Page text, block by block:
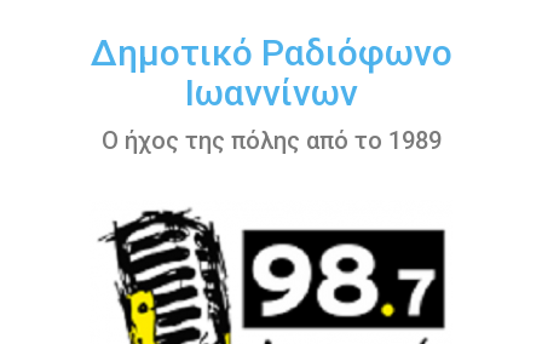
περιεχόμενοΔημοτικό Ραδιόφωνο
Ιωαννίνων
Ο ήχος της πόλης από το 1989